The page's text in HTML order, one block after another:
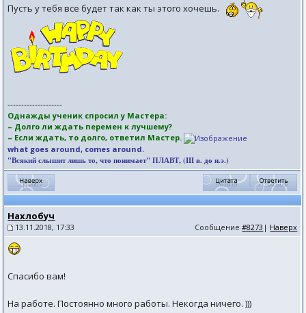
Пусть у тебя все будет так как ты этого хочешь.
--------------------
Однажды ученик спросил у Мастера:
– Долго ли ждать перемен к лучшему?
– Если ждать, то долго, ответил Мастер.
what goes around, comes around.
"Всякий слышит лишь то, что понимает" ПЛАВТ, (III в. до н.э.)
Нахлобуч
13.11.2018, 17:33 Сообщение#8273 | Наверх
Спасибо вам!
На работе. Постоянно много работы. Некогда ничего. )))